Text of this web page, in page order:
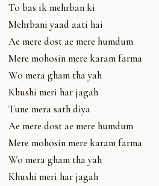
To bas ik mehrban ki
Mehrbani yaad aati hai
Ae mere dost ae mere humdum
Mere mohosin mere karam farma
Wo mera gham tha yah
Khushi meri har jagah
Tune mera sath diya
Ae mere dost ae mere humdum
Mere mohosin mere karam farma
Wo mera gham tha yah
Khushi meri har jagah